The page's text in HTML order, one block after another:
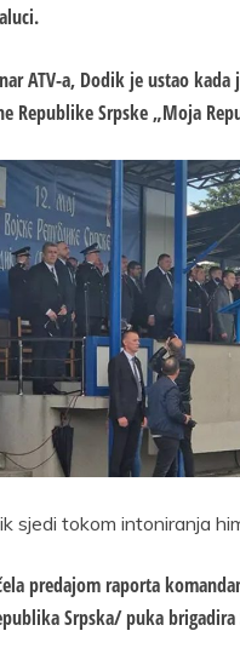
ATV-a, Dodik je ustao kada
Republike Srpske „Moja
sjedi tokom intoniranja
predajom raporta
Srpska/ puka